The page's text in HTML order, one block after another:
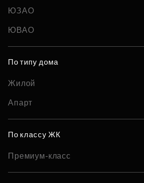
ЮЗАО
ЮВАО
По типу дома
Жилой
Апарт
По классу ЖК
Премиум-класс